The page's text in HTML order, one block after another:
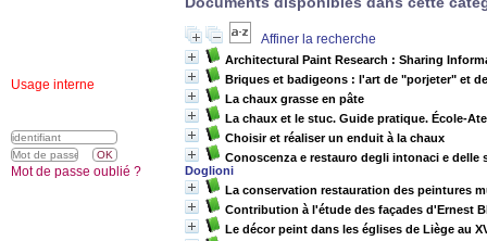
Affiner la recherche
Architectural Paint Research : Sharing
Briques et badigeons : l'art de "porjeter" et
La chaux grasse en pâte
La chaux et le stuc. Guide pratique. École-
Choisir et réaliser un enduit à la chaux
Conoscenza e restauro degli intonaci e
Doglioni
La conservation restauration des peintures
Contribution à l'étude des façades d'Ernest
Le décor peint dans les églises de Liège au
Usage interne
Mot de passe oublié ?